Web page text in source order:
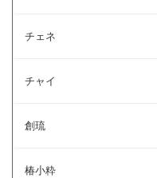
チェネ
チャイ
創琉
椿小粋